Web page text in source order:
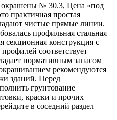
окрашены № 30.3, Цена «под
практичная простая
чистые прямые линии.
профильная стальная
секционная конструкция с
соответствует
нормативным запасом
рекомендуются
зданий. Перед
грунтование
краски и прочих
в соседний раздел